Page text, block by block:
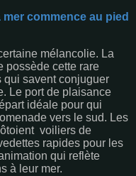
commence au pied
mélancolie. La
possède cette rare
qui savent conjuguer
Le port de plaisance
idéale pour qui
vers le sud. Les
voiliers de
rapides pour les
qui reflète
à leur mer.